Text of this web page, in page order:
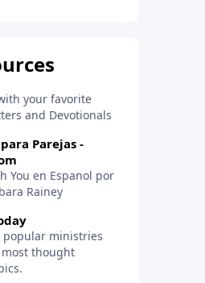
la Palabra de
y su